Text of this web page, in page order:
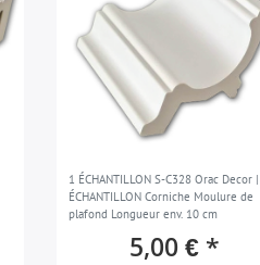
1 ÉCHANTILLON S-C328 Orac Decor |
ÉCHANTILLON Corniche Moulure de
plafond Longueur env. 10 cm
5,00 € *